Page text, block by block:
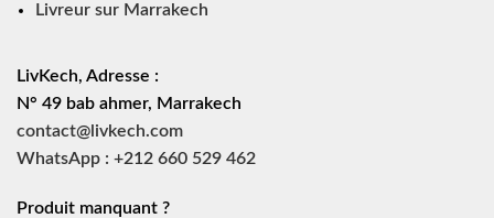
Livreur sur Marrakech
LivKech, Adresse :
N° 49 bab ahmer, Marrakech
contact@livkech.com
WhatsApp : +212 660 529 462
Produit manquant ?